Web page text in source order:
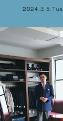
2024.3.5.Tue